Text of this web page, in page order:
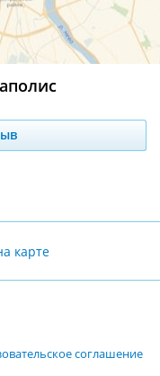
карте
соглашение